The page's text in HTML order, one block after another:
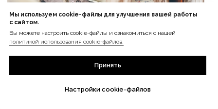
Мы используем cookie-файлы для улучшения вашей работы
с сайтом.
Вы можете настроить cookie-файлы и ознакомиться с нашей
политикой использования cookie-файлов.
Принять
Настройки cookie-файлов
@MANUFAKTURA_FLAXECO
Ещё больше готовых изделий вы
можете найти в нашем instagram